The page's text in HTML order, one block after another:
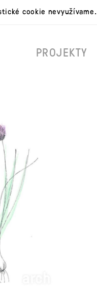
cookie nevyužívame.
PROJEKTY